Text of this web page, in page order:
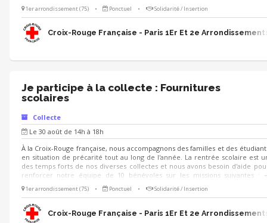
clients sur l'utilisation des dons ➔ Soutenir l’organisation de l’évènement
travailler en équipe ? Rejoins-nous ! 😀
1er arrondissement (75) • Ponctuel • Solidarité / Insertion
Croix-Rouge Française - Paris 1Er Et 2e
Je participe à la collecte : Fournitures
scolaires
Collecte
Le 30 août de 14h à 18h
À la Croix-Rouge française, nous accompagnons des familles et des
en situation de précarité tout au long de l'année. La rentrée scolaire est
des temps forts de nos diverses collectes et nous avons besoin d'aide
renforcer notre équipe de 10 bénévoles sur les missions suivantes :
Participer à la collecte de produits scolaires ➔ Communiquer auprès
clients sur l'utilisation des dons ➔ Soutenir l’organisation de l’évènement
travailler en équipe ? Rejoins-nous ! 😀
1er arrondissement (75) • Ponctuel • Solidarité / Insertion
Croix-Rouge Française - Paris 1Er Et 2e